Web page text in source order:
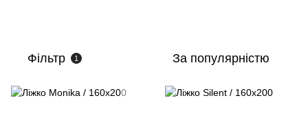
Фільтр 1 За популярністю